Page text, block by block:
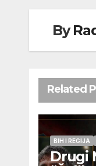
By
Related
BIH I REGIJA
Drugi